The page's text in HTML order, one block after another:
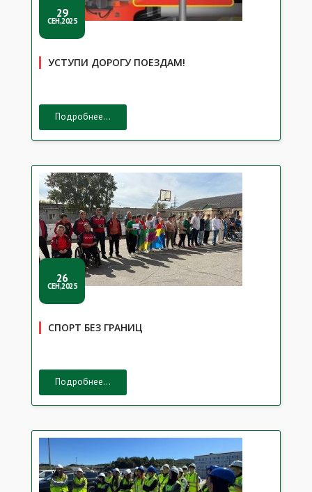
29
СЕН,2025
УСТУПИ ДОРОГУ ПОЕЗДАМ!
Подробнее...
26
СЕН,2025
СПОРТ БЕЗ ГРАНИЦ
Подробнее...